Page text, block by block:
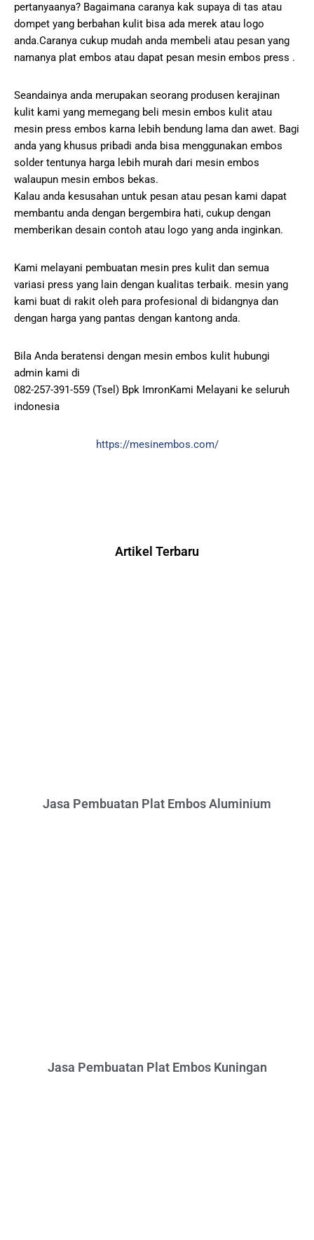
pertanyaanya? Bagaimana caranya kak supaya di tas atau
dompet yang berbahan kulit bisa ada merek atau logo
anda.Caranya cukup mudah anda membeli atau pesan yang
namanya plat embos atau dapat pesan mesin embos press .
Seandainya anda merupakan seorang produsen kerajinan
kulit kami yang memegang beli mesin embos kulit atau
mesin press embos karna lebih bendung lama dan awet. Bagi
anda yang khusus pribadi anda bisa menggunakan embos
solder tentunya harga lebih murah dari mesin embos
walaupun mesin embos bekas.
Kalau anda kesusahan untuk pesan atau pesan kami dapat
membantu anda dengan bergembira hati, cukup dengan
memberikan desain contoh atau logo yang anda inginkan.
Kami melayani pembuatan mesin pres kulit dan semua
variasi press yang lain dengan kualitas terbaik. mesin yang
kami buat di rakit oleh para profesional di bidangnya dan
dengan harga yang pantas dengan kantong anda.
Bila Anda beratensi dengan mesin embos kulit hubungi
admin kami di
082-257-391-559 (Tsel) Bpk ImronKami Melayani ke seluruh
indonesia
https://mesinembos.com/
Artikel Terbaru
Jasa Pembuatan Plat Embos Aluminium
Jasa Pembuatan Plat Embos Kuningan